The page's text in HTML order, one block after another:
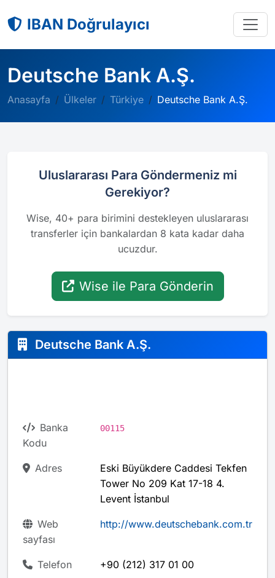
IBAN Doğrulayıcı
Deutsche Bank A.Ş.
Anasayfa Ülkeler Türkiye Deutsche Bank A.Ş.
Uluslararası Para Göndermeniz mi
Gerekiyor?
Wise, 40+ para birimini destekleyen uluslararası
transferler için bankalardan 8 kata kadar daha
ucuzdur.
Wise ile Para Gönderin
Deutsche Bank A.Ş.
Banka
Kodu
00115
Adres
Eski Büyükdere Caddesi Tekfen
Tower No 209 Kat 17-18 4.
Levent İstanbul
Web
sayfası
http://www.deutschebank.com.tr
Telefon +90 (212) 317 01 00